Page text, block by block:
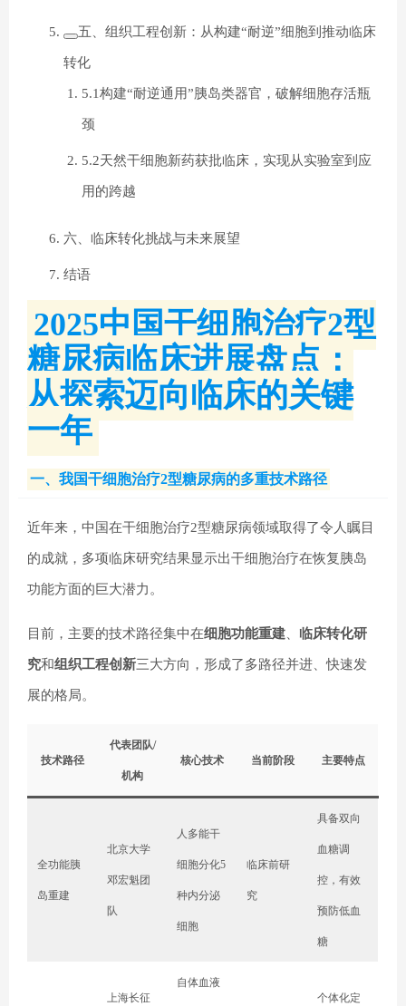
五、组织工程创新：从构建“耐逆”细胞到推动临床
转化
5.1构建“耐逆通用”胰岛类器官，破解细胞存活瓶
颈
5.2天然干细胞新药获批临床，实现从实验室到应
用的跨越
六、临床转化挑战与未来展望
结语
2025中国干细胞治疗2型
糖尿病临床进展盘点：
从探索迈向临床的关键
一年
一、我国干细胞治疗2型糖尿病的多重技术路径
近年来，中国在干细胞治疗2型糖尿病领域取得了令人瞩目
的成就，多项临床研究结果显示出干细胞治疗在恢复胰岛
功能方面的巨大潜力。
目前，主要的技术路径集中在细胞功能重建 临床转化研
究和组织工程创新三大方向，形成了多路径并进、快速发
展的格局。
技术路径
代表团队/
机构
核心技术 当前阶段 主要特点
全功能胰
岛重建
北京大学
邓宏魁团
队
人多能干
细胞分化5
种内分泌
细胞
临床前研
究
具备双向
血糖调
控，有效
预防低血
糖
上海长征
自体血液
个体化定